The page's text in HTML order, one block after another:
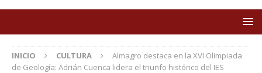
INICIO CULTURA
Almagro destaca en la XVI Olimpiada
de Geología: Adrián Cuenca lidera el triunfo histórico del IES